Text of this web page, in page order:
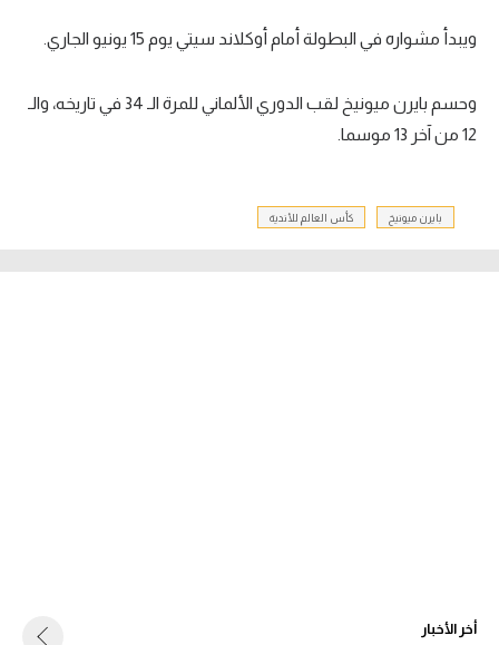
ويبدأ مشواره في البطولة أمام أوكلاند سيتي يوم 15 يونيو الجاري.
وحسم بايرن ميونيخ لقب الدوري الألماني للمرة الـ 34 في تاريخه، والـ
12 من آخر 13 موسما.
بايرن ميونيخ كأس العالم للأندية
أخر الأخبار